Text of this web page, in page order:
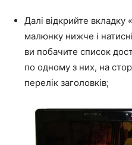
Далі відкрийте
малюнку нижче і
ви побачите список
по одному з них, на
перелік заголовків;